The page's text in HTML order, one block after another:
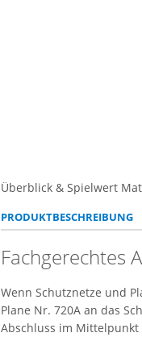
Überblick & Spielwert
PRODUKTBESCHREIBUNG
Fachgerechtes
Wenn Schutznetze und
Plane Nr. 720A an das
Abschluss im Mittelpunkt